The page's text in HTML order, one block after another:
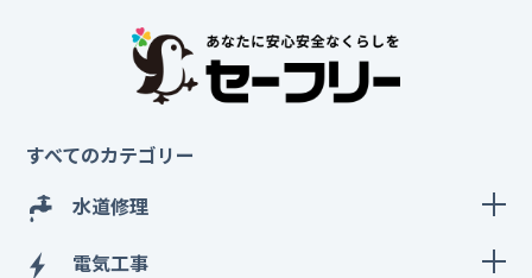
すべてのカテゴリー
水道修理
電気工事